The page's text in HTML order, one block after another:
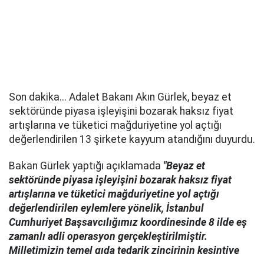
Son dakika... Adalet Bakanı Akın Gürlek, beyaz et
sektöründe piyasa işleyişini bozarak haksız fiyat
artışlarına ve tüketici mağduriyetine yol açtığı
değerlendirilen 13 şirkete kayyum atandığını duyurdu.
Bakan Gürlek yaptığı açıklamada "Beyaz et
sektöründe piyasa işleyişini bozarak haksız fiyat
artışlarına ve tüketici mağduriyetine yol açtığı
değerlendirilen eylemlere yönelik, İstanbul
Cumhuriyet Başsavcılığımız koordinesinde 8 ilde eş
zamanlı adli operasyon gerçekleştirilmiştir.
Milletimizin temel gıda tedarik zincirinin kesintiye